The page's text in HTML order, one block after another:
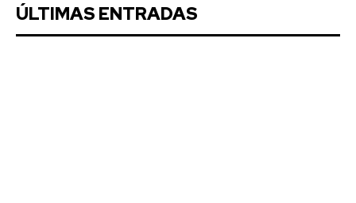
ÚLTIMAS ENTRADAS